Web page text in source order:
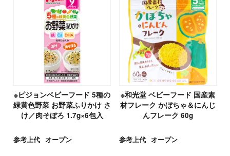
※ピジョンベビーフード 5種の
緑黄色野菜 お野菜ふりかけ さ
け／肉そぼろ 1.7g×6包入
参考上代 オープン
※和光堂 ベビーフード 国産素
材フレーク かぼちゃ＆にんじ
んフレーク 60g
参考上代 オープン